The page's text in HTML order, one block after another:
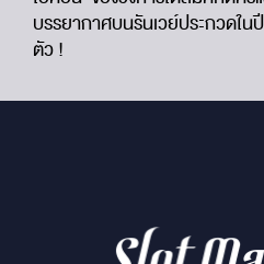
บรรยากาศบนรันเวย์ประกวดใ
ตัว !